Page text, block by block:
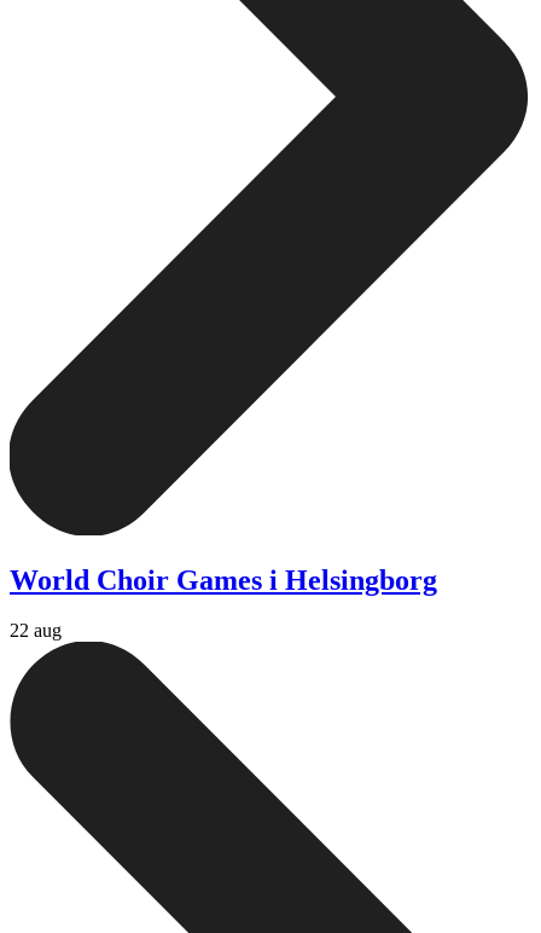
World Choir Games i Helsingborg
22 aug